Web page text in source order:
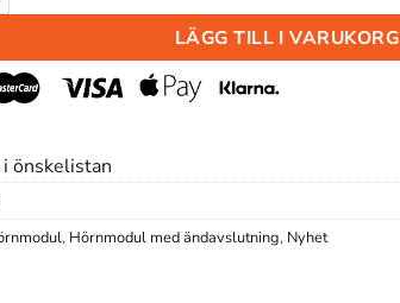
LÄGG TILL I VARUKORG
önskelistan
, Hörnmodul med ändavslutning, Nyhet